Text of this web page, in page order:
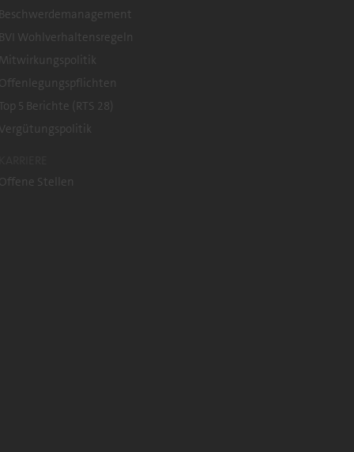
Beschwerdemanagement
BVI Wohlverhaltensregeln
Mitwirkungspolitik
Offenlegungspflichten
Top 5 Berichte (RTS 28)
Vergütungspolitik
Offene Stellen